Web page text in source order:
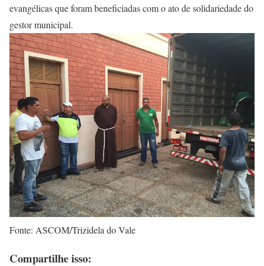
evangélicas que foram beneficiadas com o ato de solidariedade do
gestor municipal.
Fonte: ASCOM/Trizidela do Vale
Compartilhe isso: